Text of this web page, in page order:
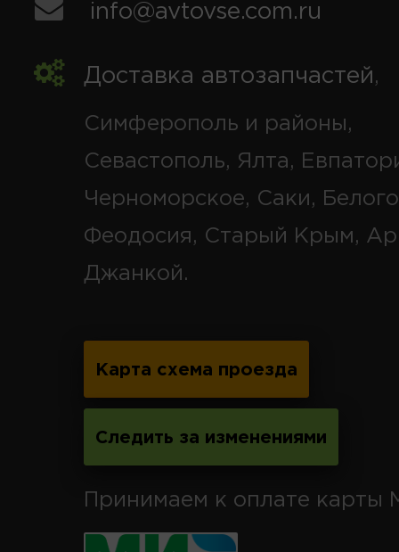
info@avtovse.com.ru
Доставка автозапчастей,
Симферополь и районы,
Севастополь, Ялта,
Черноморское, Саки,
Феодосия, Старый Крым,
Джанкой.
Карта схема проезда
Следить за изменениями
Принимаем к оплате карты